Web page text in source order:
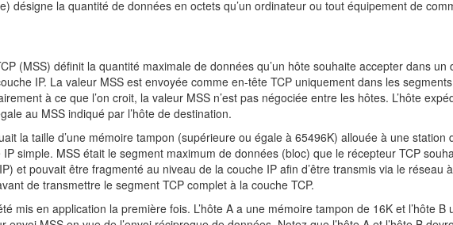
désigne la quantité de données en octets qu’un ordinateur ou tout équipement de
(MSS) définit la quantité maximale de données qu’un hôte souhaite accepter dans
IP. La valeur MSS est envoyée comme en-tête TCP uniquement dans les
à ce que l’on croit, la valeur MSS n’est pas négociée entre les hôtes. L’hôte
au MSS indiqué par l’hôte de destination.
la taille d’une mémoire tampon (supérieure ou égale à 65496K) allouée à une
simple. MSS était le segment maximum de données (bloc) que le récepteur TCP
et pouvait être fragmenté au niveau de la couche IP afin d’être transmis via le réseau
de transmettre le segment TCP complet à la couche TCP.
mis en application la première fois. L’hôte A a une mémoire tampon de 16K et l’hôte